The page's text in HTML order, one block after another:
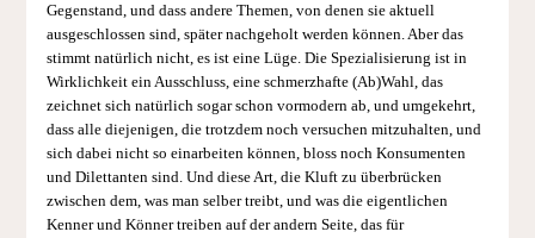
Gegenstand, und dass andere Themen, von denen sie aktuell
ausgeschlossen sind, später nachgeholt werden können. Aber das
stimmt natürlich nicht, es ist eine Lüge. Die Spezialisierung ist in
Wirklichkeit ein Ausschluss, eine schmerzhafte (Ab)Wahl, das
zeichnet sich natürlich sogar schon vormodern ab, und umgekehrt,
dass alle diejenigen, die trotzdem noch versuchen mitzuhalten, und
sich dabei nicht so einarbeiten können, bloss noch Konsumenten
und Dilettanten sind. Und diese Art, die Kluft zu überbrücken
zwischen dem, was man selber treibt, und was die eigentlichen
Kenner und Könner treiben auf der andern Seite, das für